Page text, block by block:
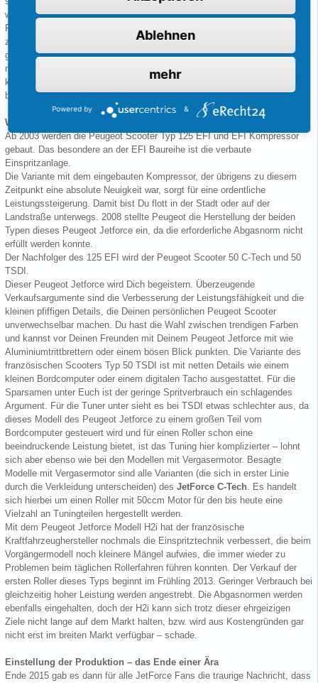
wurden ab 2003 gebaut.
Für die Liebhaber unter Euch wird er auch Jet oder Jetty genannt, was
zugleich einen gewissen Lifestyle zum Ausdruck bringt. Sowohl für die
ganz jungen unter Euch, für die der Peugeot Jetforce das erste
motorisierte Fortbewegungsmittel ist, als auch als praktische und
kostengünstige Alternative zu einem Motorrad, eignet sich der Roller
bestens.
Welche Ausführungen des Peugeot Jetforce gibt es?
Ab 2003 werden die Peugeot Scooter Typ 125 EFI und EFI Kompressor
gebaut. Das besondere an der EFI Baureihe ist die verbaute
Einspritzanlage.
Die Variante mit dem eingebauten Kompressor, der übrigens zu diesem
Zeitpunkt eine absolute Neuigkeit war, sorgt für eine ordentliche
Leistungssteigerung. Damit bist Du flott in der Stadt oder auf der
Landstraße unterwegs. 2008 stellte Peugeot die Herstellung der beiden
Typen dieses Peugeot Jetforce ein, da die erforderliche Abgasnorm nicht
erfüllt werden konnte.
Der Nachfolger des 125 EFI wird der Peugeot Scooter 50 C-Tech und 50
TSDI.
Dieser Peugeot Jetforce wird Dich begeistern. Überzeugende
Verkaufsargumente sind die Verbesserung der Leistungsfähigkeit und die
kleinen pfiffigen Details, die Deinen persönlichen Peugeot Scooter
unverwechselbar machen. Du hast die Wahl zwischen trendigen Farben
und kannst vor Deinen Freunden mit Deinem Peugeot Jetforce mit wie
Aluminiumtrittbrettern oder einem bösen Blick punkten. Die Variante des
französischen Scooters Typ 50 TSDI ist mit netten Details wie einem
kleinen Bordcomputer oder einem digitalen Tacho ausgestattet. Für die
Sparsamen unter Euch ist der geringe Spritverbrauch ein schlagendes
Argument. Für die Tuner unter sieht es bei TSDI etwas schlechter aus, da
dieses Modell des Peugeot Jetforce zu einem großen Teil vom
Bordcomputer gesteuert wird und für einen Roller schon eine
beeindruckende Leistung bietet, ist das Tuning hier komplizierter – lohnt
sich aber ebenso wie bei den Modellen mit Vergasermotor. Besagte
Modelle mit Vergasermotor sind alle Varianten (die sich in erster Linie
durch die Verkleidung unterscheiden) des JetForce C-Tech. Es handelt
sich hierbei um einen Roller mit 50ccm Motor für den bis heute eine
Vielzahl an Tuningteilen hergestellt werden.
Mit dem Peugeot Jetforce Modell H2i hat der französische
Kraftfahrzeughersteller nochmals die Einspritztechnik verbessert, die beim
Vorgängermodell noch kleinere Mängel aufwies, die immer wieder zu
Problemen beim täglichen Rollerfahren führen konnten. Der Verkauf der
ersten Roller dieses Typs beginnt im Frühling 2013. Geringer Verbrauch bei
gleichzeitig hoher Leistung werden angestrebt. Die Abgasnormen werden
ebenfalls eingehalten, doch der H2i kann sich trotz dieser ehrgeizigen
Ziele nicht lange auf dem Markt halten, bzw. wird aus Kostengründen gar
nicht erst im breiten Markt verfügbar – schade.
Einstellung der Produktion – das Ende einer Ära
Ende 2015 gab es dann für alle JetForce Fans die traurige Nachricht, dass
Ablehnen
mehr
Powered by &